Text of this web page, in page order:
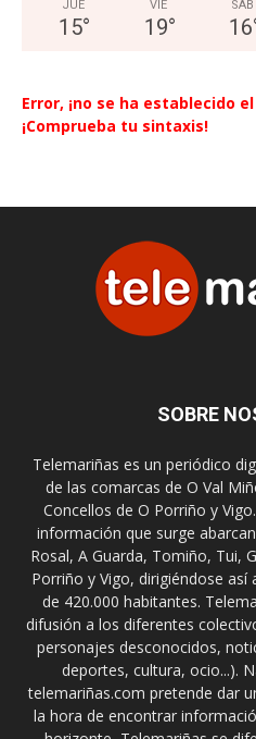
JUE
15°
VIE
19°
SAB
16
Error, ¡no se ha establecido
¡Comprueba tu sintaxis!
SOBRE
Telemariñas es un periódico
de las comarcas de O Val
Concellos de O Porriño y
información que surge
Rosal, A Guarda, Tomiño, Tui,
Porriño y Vigo, dirigiéndose
de 420.000 habitantes.
difusión a los diferentes
personajes desconocidos,
deportes, cultura, ocio...).
telemariñas.com pretende dar
la hora de encontrar